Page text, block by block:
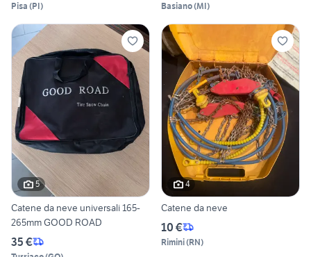
Pisa (PI) Basiano(MI)
5
Catene da neve universali 165-
265mm GOOD ROAD
35 €
4
Catene da neve
10 €
Rimini(RN)